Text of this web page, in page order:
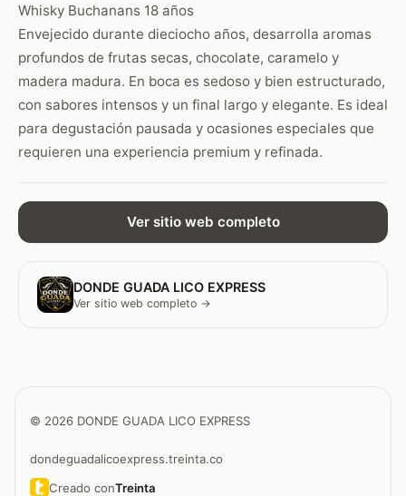
Whisky Buchanans 18 años
Envejecido durante dieciocho años, desarrolla aromas
profundos de frutas secas, chocolate, caramelo y
madera madura. En boca es sedoso y bien estructurado,
con sabores intensos y un final largo y elegante. Es ideal
para degustación pausada y ocasiones especiales que
requieren una experiencia premium y refinada.
Ver sitio web completo
DONDE GUADA LICO EXPRESS
Ver sitio web completo →
© 2026 DONDE GUADA LICO EXPRESS
dondeguadalicoexpress.treinta.co
Creado conTreinta